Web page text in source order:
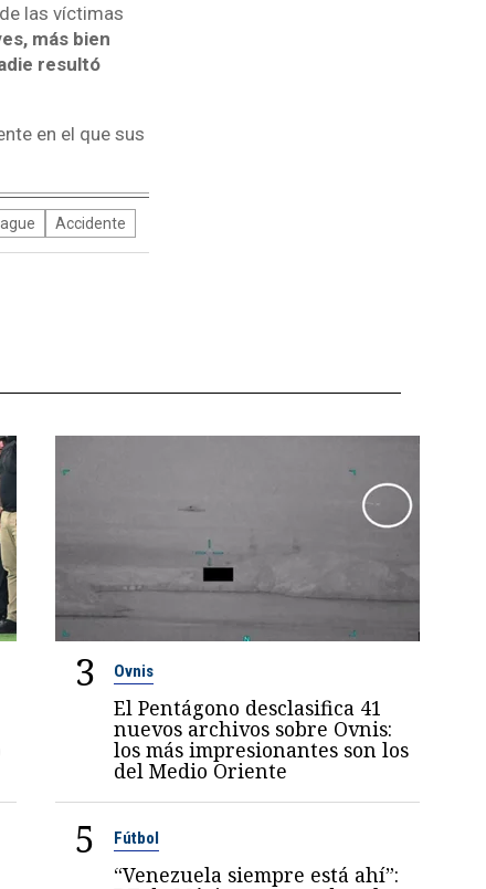
las víctimas
más bien
resultó
en el que sus
Accidente
3 Ovnis
El Pentágono desclasifica 41
nuevos archivos sobre Ovnis:
los más impresionantes son los
del Medio Oriente
5 Fútbol
“Venezuela siempre está ahí”: